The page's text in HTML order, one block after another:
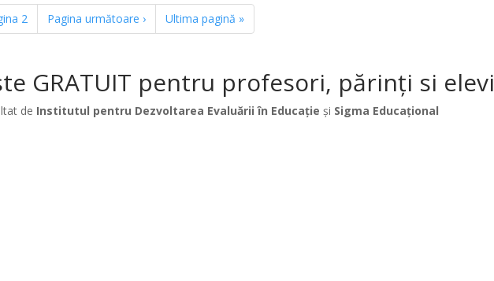
2 Pagina următoare › Ultima pagină »
GRATUIT pentru profesori, părinți si elevi
de Institutul pentru Dezvoltarea Evaluării în Educație și Sigma Educațional